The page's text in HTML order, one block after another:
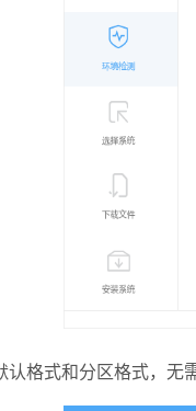
式和分区格式，无需